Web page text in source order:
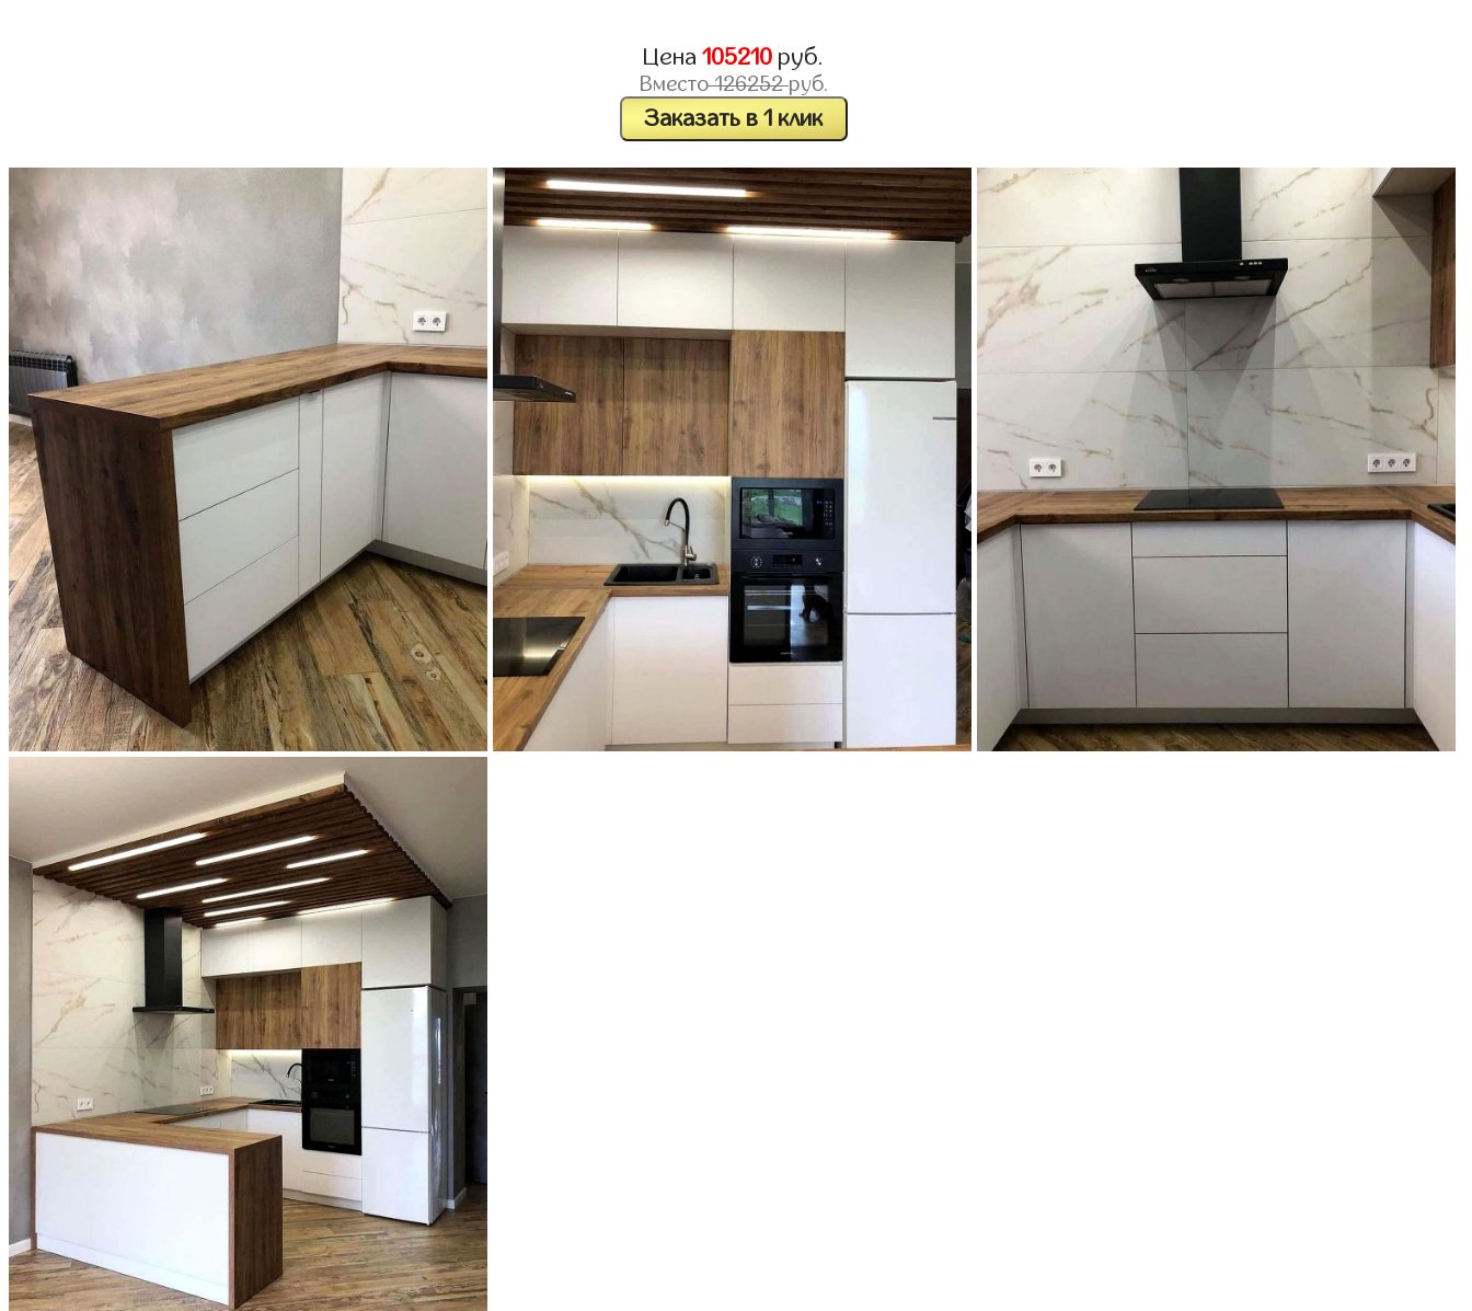
Цена105210 руб.
Вместо126252руб.
Заказать в 1 клик